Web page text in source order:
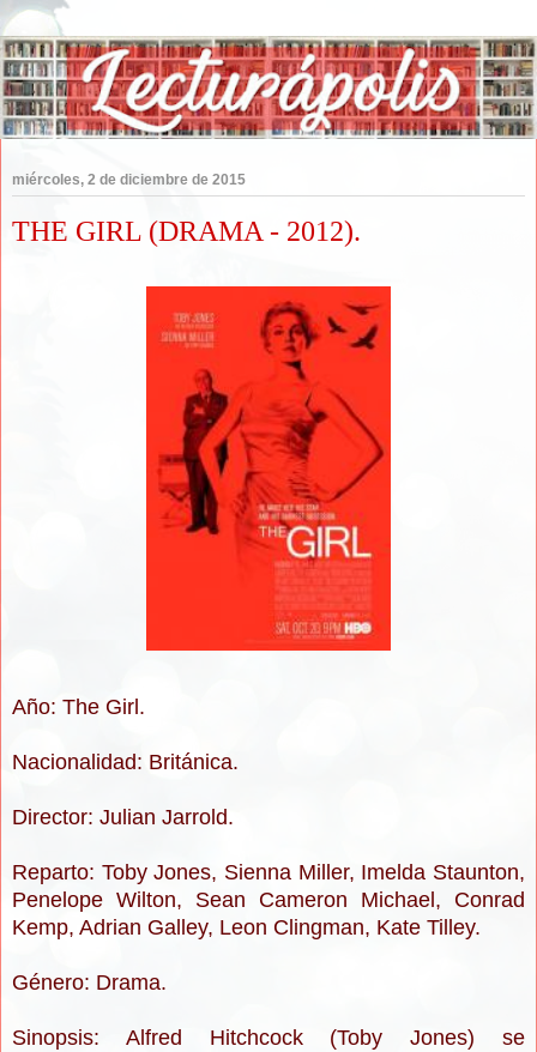
miércoles, 2 de diciembre de 2015
THE GIRL (DRAMA - 2012).
Año: The Girl.
Nacionalidad: Británica.
Director: Julian Jarrold.
Reparto: Toby Jones, Sienna Miller, Imelda Staunton,
Penelope Wilton, Sean Cameron Michael, Conrad
Kemp, Adrian Galley, Leon Clingman, Kate Tilley.
Género: Drama.
Sinopsis: Alfred Hitchcock (Toby Jones) se